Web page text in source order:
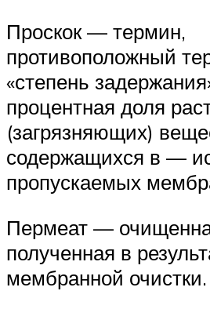
Проскок — термин,
противоположный
«степень
процентная доля
(загрязняющих)
содержащихся в —
пропускаемых
Пермеат —
полученная в
мембранной очистки.